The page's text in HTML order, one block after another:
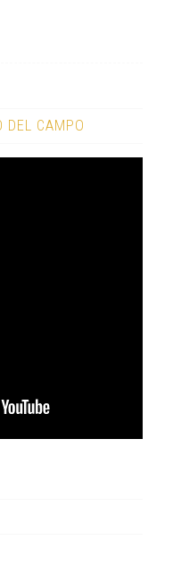
DEL CAMPO